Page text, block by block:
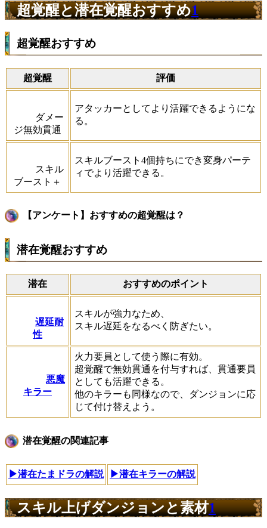
超覚醒と潜在覚醒おすすめ1
超覚醒おすすめ
超覚醒 評価
ダメー
ジ無効貫通
アタッカーとしてより活躍できるようにな
る。
スキル
ブースト＋
スキルブースト4個持ちにでき変身パーテ
ィでより活躍できる。
【アンケート】おすすめの超覚醒は？
潜在覚醒おすすめ
潜在 おすすめのポイント
遅延耐
性
スキルが強力なため、
スキル遅延をなるべく防ぎたい。
悪魔
キラー
火力要員として使う際に有効。
超覚醒で無効貫通を付与すれば、貫通要員
としても活躍できる。
他のキラーも同様なので、ダンジョンに応
じて付け替えよう。
潜在覚醒の関連記事
▶潜在たまドラの解説 ▶潜在キラーの解説
スキル上げダンジョンと素材1